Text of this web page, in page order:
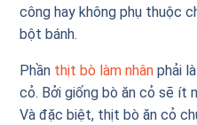
công hay không phụ thuộc
bột bánh.
Phần thịt bò làm nhân phải
cỏ. Bởi giống bò ăn cỏ sẽ ít
Và đặc biệt, thịt bò ăn cỏ